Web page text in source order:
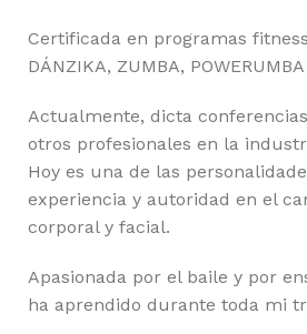
Certificada en programas
DÁNZIKA, ZUMBA, POWERUMBA
Actualmente, dicta
otros profesionales en la
Hoy es una de las
experiencia y autoridad en el
corporal y facial.
Apasionada por el baile y por
ha aprendido durante toda mi